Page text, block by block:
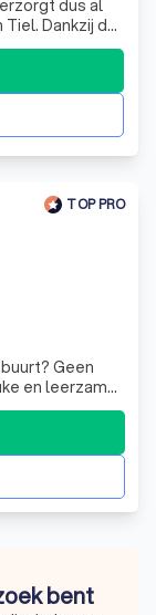
dus al
Dankzij de
TOP PRO
Geen
en leerzame
Al onze
Daardoor krijg
zorgt
bent